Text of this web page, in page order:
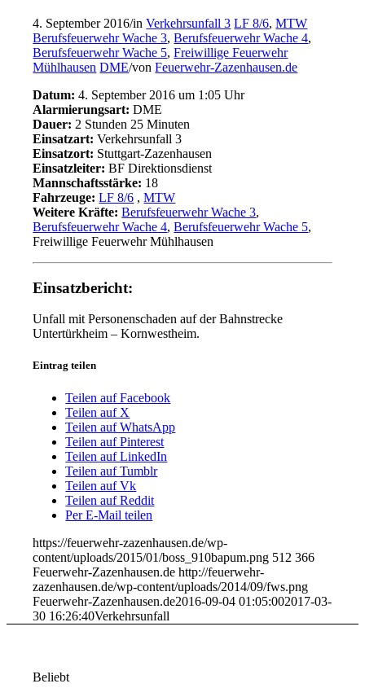
4. September 2016/inVerkehrsunfall 3 LF 8/6,MTW
Berufsfeuerwehr Wache 3,Berufsfeuerwehr Wache 4,
Berufsfeuerwehr Wache 5,Freiwillige Feuerwehr
Mühlhausen DME/vonFeuerwehr-Zazenhausen.de
Datum: 4. September 2016 um 1:05 Uhr
Alarmierungsart: DME
Dauer: 2 Stunden 25 Minuten
Einsatzart: Verkehrsunfall 3
Einsatzort: Stuttgart-Zazenhausen
Einsatzleiter: BF Direktionsdienst
Mannschaftsstärke: 18
Fahrzeuge: LF 8/6 ,MTW
Weitere Kräfte: Berufsfeuerwehr Wache 3,
Berufsfeuerwehr Wache 4,Berufsfeuerwehr Wache 5,
Freiwillige Feuerwehr Mühlhausen
Einsatzbericht:
Unfall mit Personenschaden auf der Bahnstrecke
Untertürkheim – Kornwestheim.
Eintrag teilen
Teilen auf Facebook
Teilen auf X
Teilen auf WhatsApp
Teilen auf Pinterest
Teilen auf LinkedIn
Teilen auf Tumblr
Teilen auf Vk
Teilen auf Reddit
Per E-Mail teilen
https://feuerwehr-zazenhausen.de/wp-
content/uploads/2015/01/boss_910bapum.png 512 366
Feuerwehr-Zazenhausen.de http://feuerwehr-
zazenhausen.de/wp-content/uploads/2014/09/fws.png
Feuerwehr-Zazenhausen.de2016-09-04 01:05:002017-03-
30 16:26:40Verkehrsunfall
Beliebt